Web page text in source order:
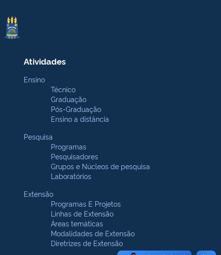
Atividades
Ensino
Técnico
Graduação
Pós-Graduação
Ensino a distância
Pesquisa
Programas
Pesquisadores
Grupos e Núcleos de pesquisa
Laboratórios
Extensão
Programas E Projetos
Linhas de Extensão
Áreas temáticas
Modalidades de Extensão
Diretrizes de Extensão